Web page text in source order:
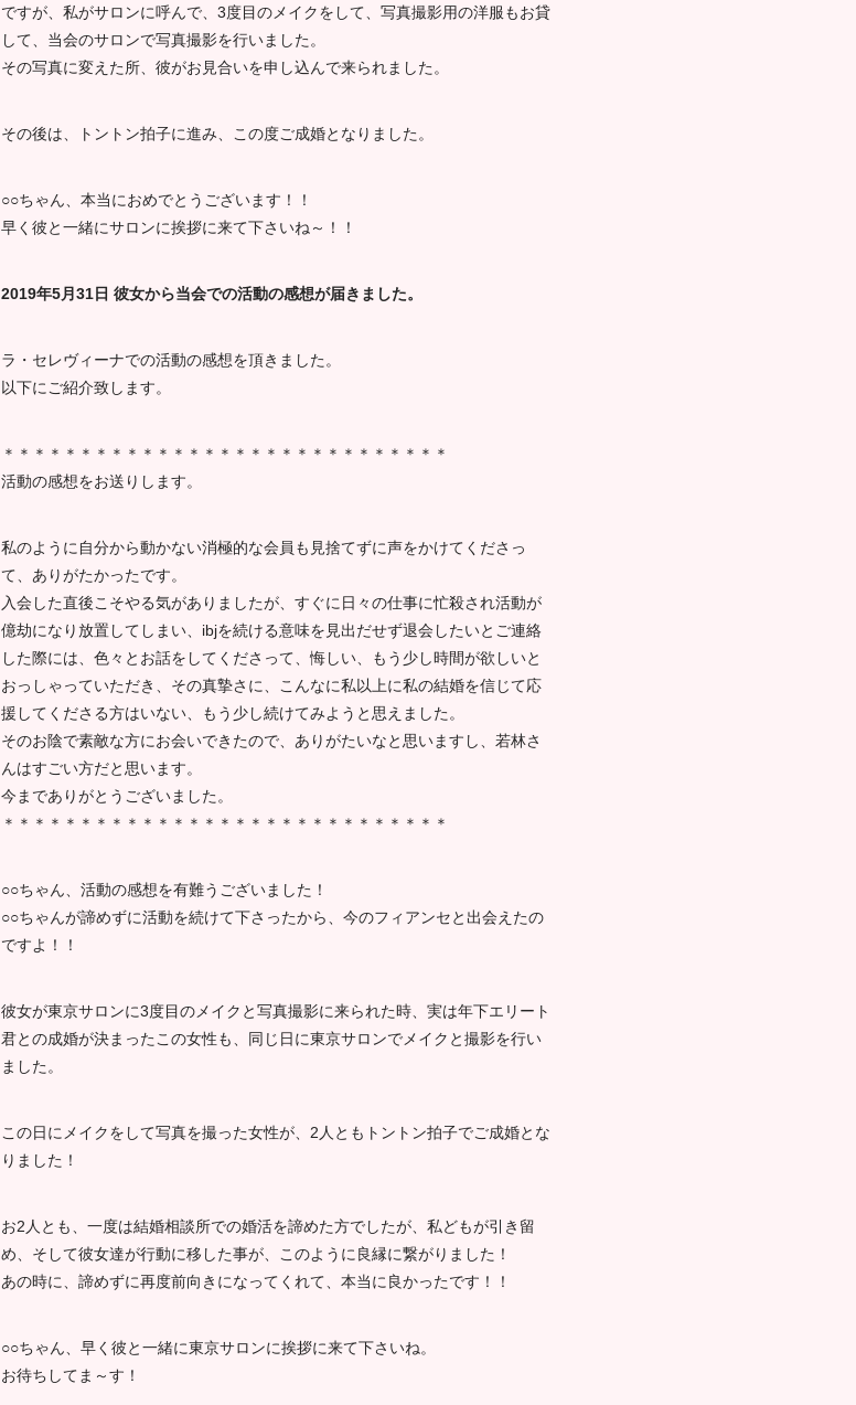
ですが、私がサロンに呼んで、3度目のメイクをして、写真撮影用の洋服もお貸
して、当会のサロンで写真撮影を行いました。
その写真に変えた所、彼がお見合いを申し込んで来られました。
その後は、トントン拍子に進み、この度ご成婚となりました。
○○ちゃん、本当におめでとうございます！！
早く彼と一緒にサロンに挨拶に来て下さいね～！！
2019年5月31日 彼女から当会での活動の感想が届きました。
ラ・セレヴィーナでの活動の感想を頂きました。
以下にご紹介致します。
＊＊＊＊＊＊＊＊＊＊＊＊＊＊＊＊＊＊＊＊＊＊＊＊＊＊＊＊＊
活動の感想をお送りします。
私のように自分から動かない消極的な会員も見捨てずに声をかけてくださっ
て、ありがたかったです。
入会した直後こそやる気がありましたが、すぐに日々の仕事に忙殺され活動が
億劫になり放置してしまい、ibjを続ける意味を見出だせず退会したいとご連絡
した際には、色々とお話をしてくださって、悔しい、もう少し時間が欲しいと
おっしゃっていただき、その真摯さに、こんなに私以上に私の結婚を信じて応
援してくださる方はいない、もう少し続けてみようと思えました。
そのお陰で素敵な方にお会いできたので、ありがたいなと思いますし、若林さ
んはすごい方だと思います。
今までありがとうございました。
＊＊＊＊＊＊＊＊＊＊＊＊＊＊＊＊＊＊＊＊＊＊＊＊＊＊＊＊＊
○○ちゃん、活動の感想を有難うございました！
○○ちゃんが諦めずに活動を続けて下さったから、今のフィアンセと出会えたの
ですよ！！
彼女が東京サロンに3度目のメイクと写真撮影に来られた時、実は年下エリート
君との成婚が決まったこの女性も、同じ日に東京サロンでメイクと撮影を行い
ました。
この日にメイクをして写真を撮った女性が、2人ともトントン拍子でご成婚とな
りました！
お2人とも、一度は結婚相談所での婚活を諦めた方でしたが、私どもが引き留
め、そして彼女達が行動に移した事が、このように良縁に繋がりました！
あの時に、諦めずに再度前向きになってくれて、本当に良かったです！！
○○ちゃん、早く彼と一緒に東京サロンに挨拶に来て下さいね。
お待ちしてま～す！